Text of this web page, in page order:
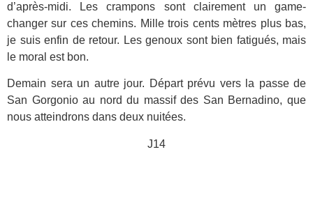
d’après-midi. Les crampons sont clairement un game-
changer sur ces chemins. Mille trois cents mètres plus bas,
je suis enfin de retour. Les genoux sont bien fatigués, mais
le moral est bon.
Demain sera un autre jour. Départ prévu vers la passe de
San Gorgonio au nord du massif des San Bernadino, que
nous atteindrons dans deux nuitées.
J14